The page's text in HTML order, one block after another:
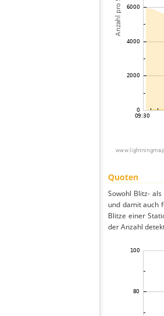
Quoten
Sowohl Blitz-
und damit auch
Blitze einer
der Anzahl